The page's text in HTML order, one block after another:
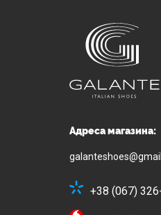
Адреса магазина:
+38 (067)